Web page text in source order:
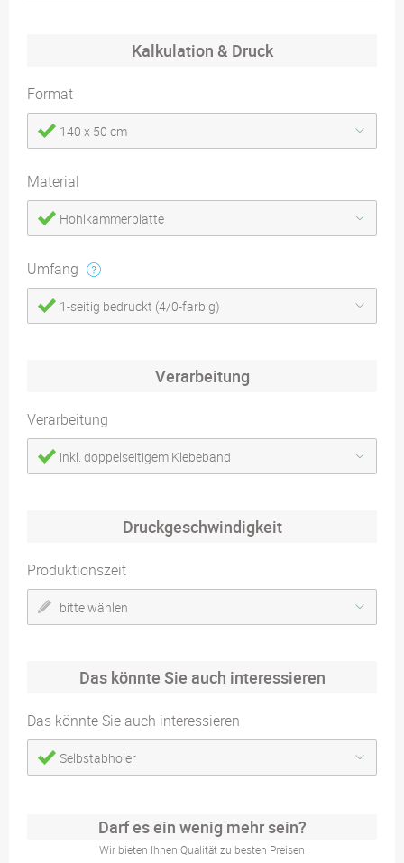
Kalkulation & Druck
Format
140 x 50 cm
Material
Hohlkammerplatte
Umfang
1-seitig bedruckt (4/0-farbig)
Verarbeitung
Verarbeitung
inkl. doppelseitigem Klebeband
Druckgeschwindigkeit
Produktionszeit
bitte wählen
Das könnte Sie auch interessieren
Das könnte Sie auch interessieren
Selbstabholer
Darf es ein wenig mehr sein?
Wir bieten Ihnen Qualität zu besten Preisen